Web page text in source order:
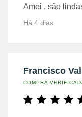
Amei , são
Há 4 dias
Francisco
COMPRA